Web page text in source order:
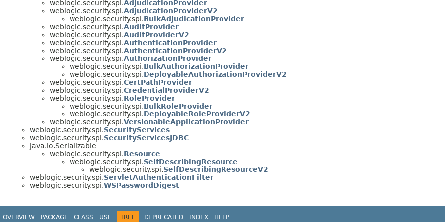
weblogic.security.spi.AdjudicationProvider
weblogic.security.spi.AdjudicationProviderV2
weblogic.security.spi.BulkAdjudicationProvider
weblogic.security.spi.AuditProvider
weblogic.security.spi.AuditProviderV2
weblogic.security.spi.AuthenticationProvider
weblogic.security.spi.AuthenticationProviderV2
weblogic.security.spi.AuthorizationProvider
weblogic.security.spi.BulkAuthorizationProvider
weblogic.security.spi.DeployableAuthorizationProviderV2
weblogic.security.spi.CertPathProvider
weblogic.security.spi.CredentialProviderV2
weblogic.security.spi.RoleProvider
weblogic.security.spi.BulkRoleProvider
weblogic.security.spi.DeployableRoleProviderV2
weblogic.security.spi.VersionableApplicationProvider
weblogic.security.spi.SecurityServices
weblogic.security.spi.SecurityServicesJDBC
java.io.Serializable
weblogic.security.spi.Resource
weblogic.security.spi.SelfDescribingResource
weblogic.security.spi.SelfDescribingResourceV2
weblogic.security.spi.ServletAuthenticationFilter
weblogic.security.spi.WSPasswordDigest
OVERVIEW PACKAGE CLASS USE TREE DEPRECATED INDEX HELP